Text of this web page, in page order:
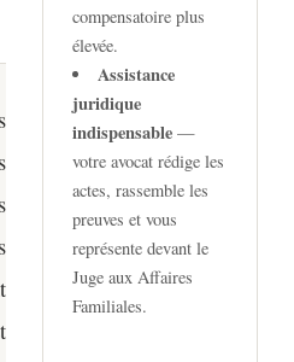
compensatoire plus
élevée.
Assistance
juridique
indispensable —
votre avocat rédige les
actes, rassemble les
preuves et vous
représente devant le
Juge aux Affaires
Familiales.